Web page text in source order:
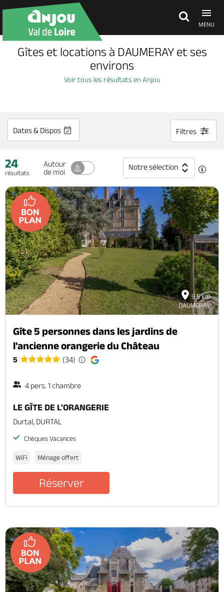
MENU
Découvrir
Agenda
Dormir, manger
Séjours, cadeaux
Billetterie en ligne
Brochures & Cartes Offices de tourisme Comment venir ? Ecrivez-nous
Gîtes et locations à DAUMERAY et ses
environs
Voir tous les résultats en Anjou
Dates & Dispos Filtres
24
résultats
Autour
de moi
Notre sélection
9.5 km
DAUMERAY
Gîte 5 personnes dans les jardins de
l'ancienne orangerie du Château
5 (34)
4 pers. 1 chambre
LE GÎTE DE L'ORANGERIE
Durtal, DURTAL
Chèques Vacances
WiFi Ménage offert
Réserver